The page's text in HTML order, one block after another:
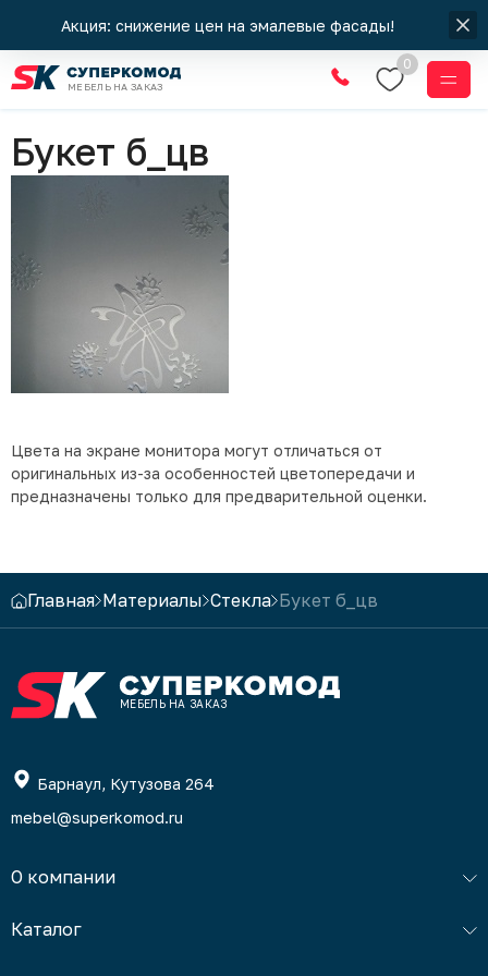
Акция: снижение цен на эмалевые фасады!
МЕБЕЛЬ НА ЗАКАЗ
0
Стекла
Букет б_цв
Цвета на экране монитора могут отличаться от
оригинальных из-за особенностей цветопередачи и
предназначены только для предварительной оценки.
Главная Материалы Стекла Букет б_цв
МЕБЕЛЬ НА ЗАКАЗ
Барнаул, Кутузова 264
mebel@superkomod.ru
О компании
Каталог